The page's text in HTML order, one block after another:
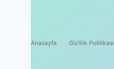
Anasayfa Gizlilik Politikası